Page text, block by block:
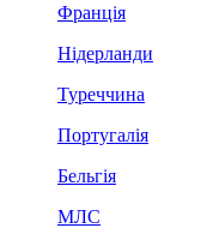
Франція
Нідерланди
Туреччина
Португалія
Бельгія
МЛС